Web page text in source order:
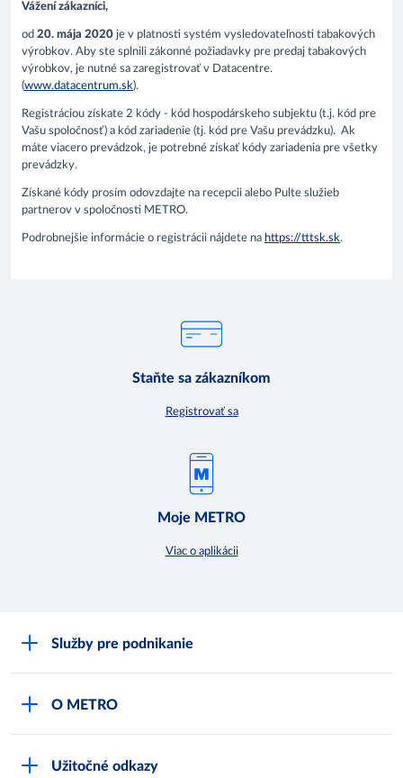
Vážení zákazníci,
od 20. mája 2020 je v platnosti systém vysledovateľnosti tabakových
výrobkov. Aby ste splnili zákonné požiadavky pre predaj tabakových
výrobkov, je nutné sa zaregistrovať v Datacentre.
(www.datacentrum.sk).
Registráciou získate 2 kódy - kód hospodárskeho subjektu (t.j. kód pre
Vašu spoločnosť) a kód zariadenie (tj. kód pre Vašu prevádzku). Ak
máte viacero prevádzok, je potrebné získať kódy zariadenia pre všetky
prevádzky.
Získané kódy prosím odovzdajte na recepcii alebo Pulte služieb
partnerov v spoločnosti METRO.
Podrobnejšie informácie o registrácii nájdete na https://tttsk.sk.
Staňte sa zákazníkom
Registrovať sa
Moje METRO
Viac o aplikácii
Služby pre podnikanie
O METRO
Užitočné odkazy